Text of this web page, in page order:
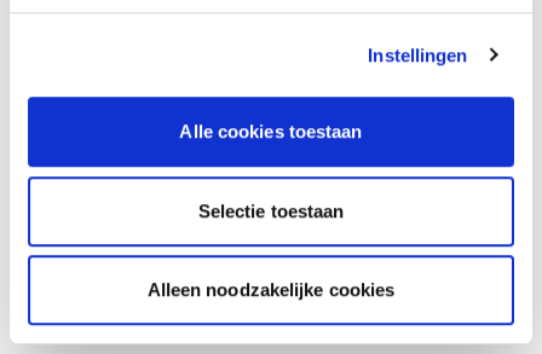
Instellingen
Alle cookies toestaan
Selectie toestaan
Alleen noodzakelijke cookies